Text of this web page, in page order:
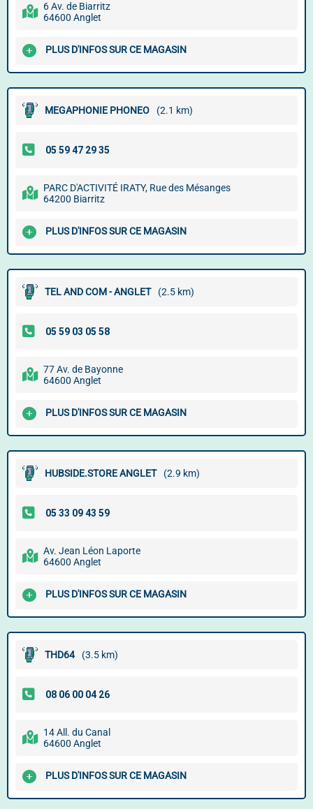
6 Av. de Biarritz
64600 Anglet
PLUS D'INFOS SUR CE MAGASIN
MEGAPHONIE PHONEO (2.1 km)
PARC D'ACTIVITÉ IRATY, Rue des Mésanges
64200 Biarritz
PLUS D'INFOS SUR CE MAGASIN
TEL AND COM - ANGLET (2.5 km)
77 Av. de Bayonne
64600 Anglet
PLUS D'INFOS SUR CE MAGASIN
HUBSIDE.STORE ANGLET (2.9 km)
Av. Jean Léon Laporte
64600 Anglet
PLUS D'INFOS SUR CE MAGASIN
THD64 (3.5 km)
14 All. du Canal
64600 Anglet
PLUS D'INFOS SUR CE MAGASIN